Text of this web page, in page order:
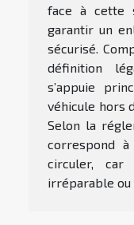
face à cette
garantir un
sécurisé.
définition
s’appuie
véhicule hors
Selon la
correspond
circuler, car
irréparable ou